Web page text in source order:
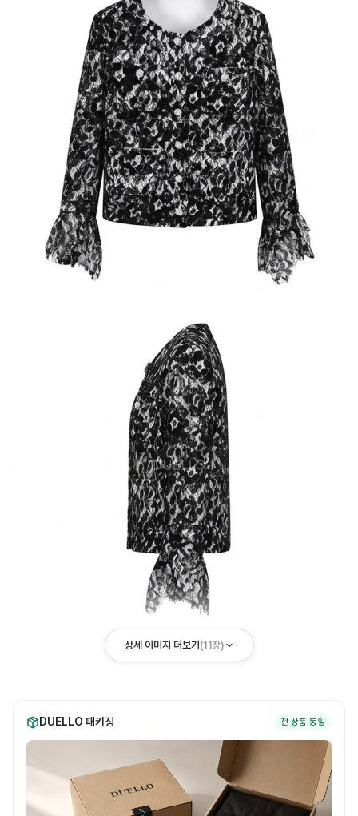
상세 이미지 더보기 (11장)
DUELLO 패키징 전 상품 동일